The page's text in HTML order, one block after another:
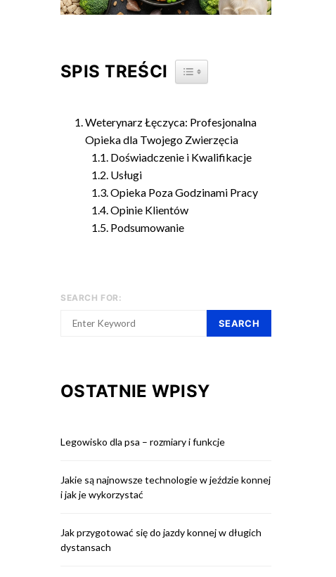
SPIS TREŚCI TOGGLE TABLE OF CONTENT
Weterynarz Łęczyca: Profesjonalna
Opieka dla Twojego Zwierzęcia
Doświadczenie i Kwalifikacje
Usługi
Opieka Poza Godzinami Pracy
Opinie Klientów
Podsumowanie
SEARCH FOR:
SEARCH
OSTATNIE WPISY
Legowisko dla psa – rozmiary i funkcje
Jakie są najnowsze technologie w jeździe konnej
i jak je wykorzystać
Jak przygotować się do jazdy konnej w długich
dystansach